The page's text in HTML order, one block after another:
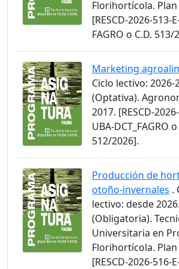
Florihortícola. Plan
[RESCD-2026-513-
FAGRO o C.D. 513/
Marketing
Ciclo lectivo: 2026-
(Optativa).
2017. [RESCD-
UBA-DCT_FAGRO o
512/2026].
Producción de
otoño-invernales .
lectivo: desde 2026.
(Obligatoria).
Universitaria en
Florihortícola. Plan
[RESCD-2026-516-